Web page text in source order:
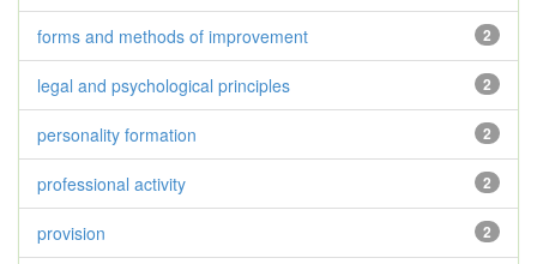
2
forms and methods of improvement
2
legal and psychological principles
2
personality formation
2
professional activity
2
provision